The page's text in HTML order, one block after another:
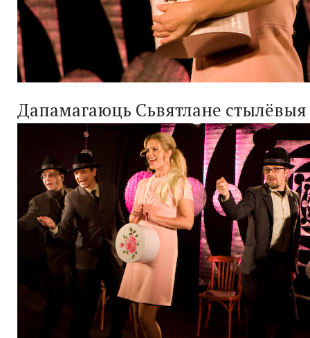
Дапамагаюць Сьвятлане стылёвыя